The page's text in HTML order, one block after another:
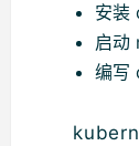
安装
启动
编写